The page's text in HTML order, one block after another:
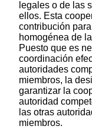
legales o de las
ellos. Esta
contribución
homogénea de
Puesto que es
coordinación
autoridades
miembros, la
garantizar la
autoridad
las otras
miembros.